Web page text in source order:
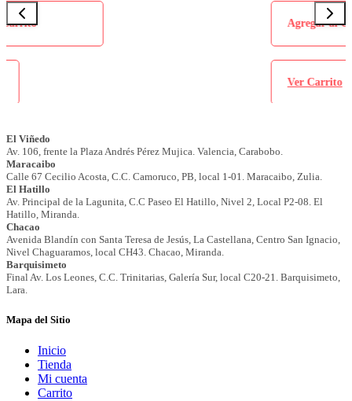
Mapa del Sitio
Inicio
Tienda
Mi cuenta
Carrito